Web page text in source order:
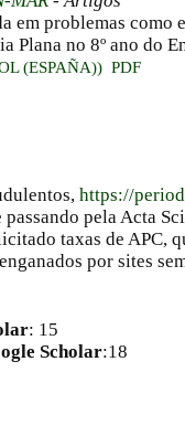
em problemas como
Plana no 8º ano do
(ESPAÑA)) PDF
https://
passando pela Acta
taxas de APC,
por sites
: 15
Scholar:18